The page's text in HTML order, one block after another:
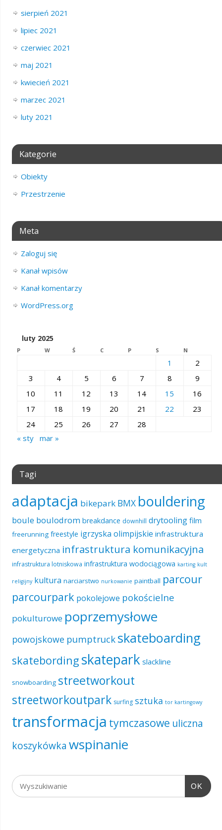
sierpień 2021
lipiec 2021
czerwiec 2021
maj 2021
kwiecień 2021
marzec 2021
luty 2021
Kategorie
Obiekty
Przestrzenie
Meta
Zaloguj się
Kanał wpisów
Kanał komentarzy
WordPress.org
luty 2025
P W Ś C P S N
1
2
3
4 5 6 7 8
9
10
11 12 13 14 15
16
17
18 19 20 21 22
23
24
25 26 27
28
« sty
mar »
Tagi
adaptacja bikepark BMX bouldering
boule boulodrom breakdance downhill drytooling film
freerunning freestyle igrzyska olimpijskie infrastruktura
energetyczna infrastruktura komunikacyjna
infrastruktura lotniskowa infrastruktura wodociągowa karting kult
religijny kultura narciarstwo nurkowanie paintball parcour
parcourpark pokolejowe pokościelne
pokulturowe poprzemysłowe
powojskowe pumptruck skateboarding
skatebording skatepark slackline
snowboarding streetworkout
streetworkoutpark surfing sztuka tor kartingowy
transformacja tymczasowe uliczna
koszykówka wspinanie
OK